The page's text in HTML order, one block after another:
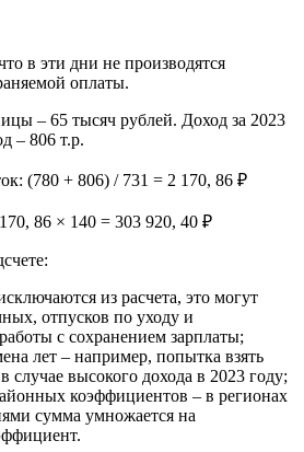
в эти дни не производятся
оплаты.
– 65 тысяч рублей. Доход за 2023
– 806 т.р.
(780 + 806) / 731 = 2 170, 86 ₽
86 × 140 = 303 920, 40 ₽
из расчета, это могут
отпусков по уходу и
с сохранением зарплаты;
лет – например, попытка взять
случае высокого дохода в 2023 году;
коэффициентов – в регионах
сумма умножается на